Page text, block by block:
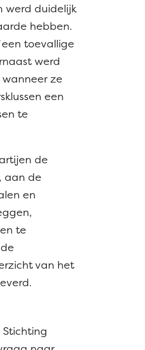
werd duidelijk
hebben.
toevallige
werd
ze
een
te
de
aan de
en
te
van het